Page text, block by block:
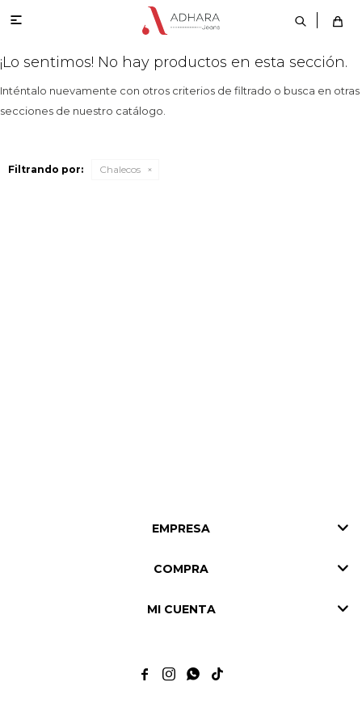

¡Lo sentimos! No hay productos en esta sección.
Inténtalo nuevamente con otros criterios de filtrado o busca en otras
secciones de nuestro catálogo.
Filtrando por: Chalecos
EMPRESA
COMPRA
MI CUENTA
   